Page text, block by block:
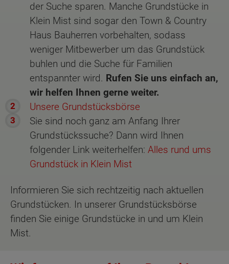
der Suche sparen. Manche Grundstücke in
Klein Mist sind sogar den Town & Country
Haus Bauherren vorbehalten, sodass
weniger Mitbewerber um das Grundstück
buhlen und die Suche für Familien
entspannter wird. Rufen Sie uns einfach an,
wir helfen Ihnen gerne weiter.
Unsere Grundstücksbörse
Sie sind noch ganz am Anfang Ihrer
Grundstückssuche? Dann wird Ihnen
folgender Link weiterhelfen: Alles rund ums
Grundstück in Klein Mist
Informieren Sie sich rechtzeitig nach aktuellen
Grundstücken. In unserer Grundstücksbörse
finden Sie einige Grundstücke in und um Klein
Mist.